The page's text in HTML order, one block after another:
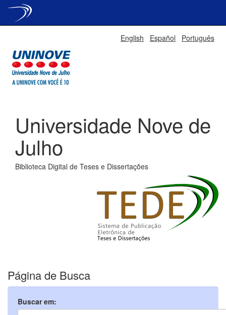
English Español Português
Universidade Nove de
Julho
Biblioteca Digital de Teses e Dissertações
Página de Busca
Buscar em: